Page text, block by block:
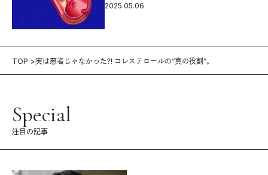
2025.05.06
TOP 実は悪者じゃなかった?! コレステロールの“真の役割”。
Special
注目の記事